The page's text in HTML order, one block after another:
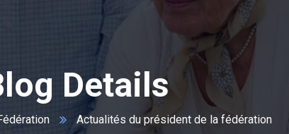
Details
Actualités du président de la fédération